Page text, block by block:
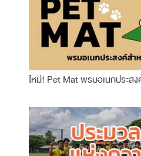
ใหม่! Pet Mat พรมอเนกประส